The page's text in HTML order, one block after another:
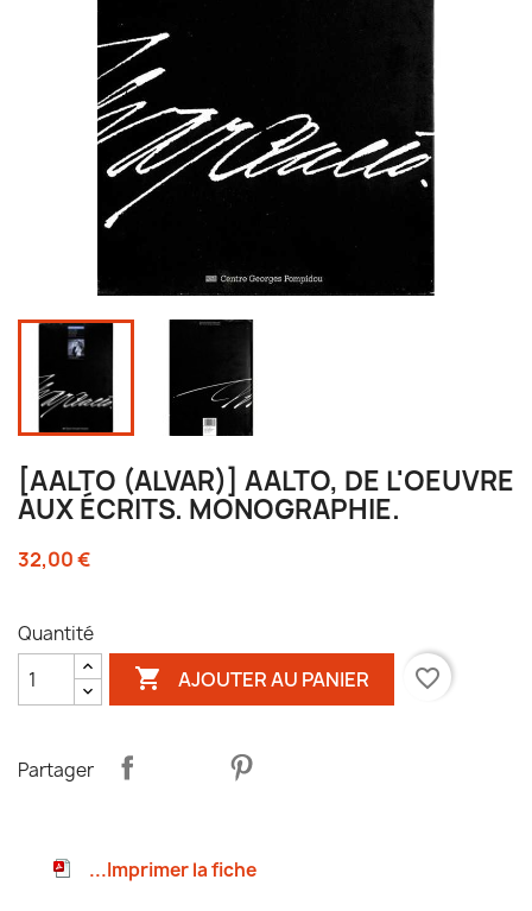
[AALTO (ALVAR)] AALTO, DE L'OEUVRE
AUX ÉCRITS. MONOGRAPHIE.
32,00 €
Quantité
 AJOUTER AU PANIER favorite_border
Partager
...Imprimer la fiche